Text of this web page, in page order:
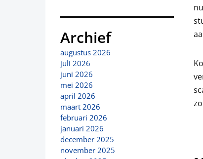
Archief
augustus 2026
juli 2026
juni 2026
mei 2026
april 2026
maart 2026
februari 2026
januari 2026
december 2025
november 2025